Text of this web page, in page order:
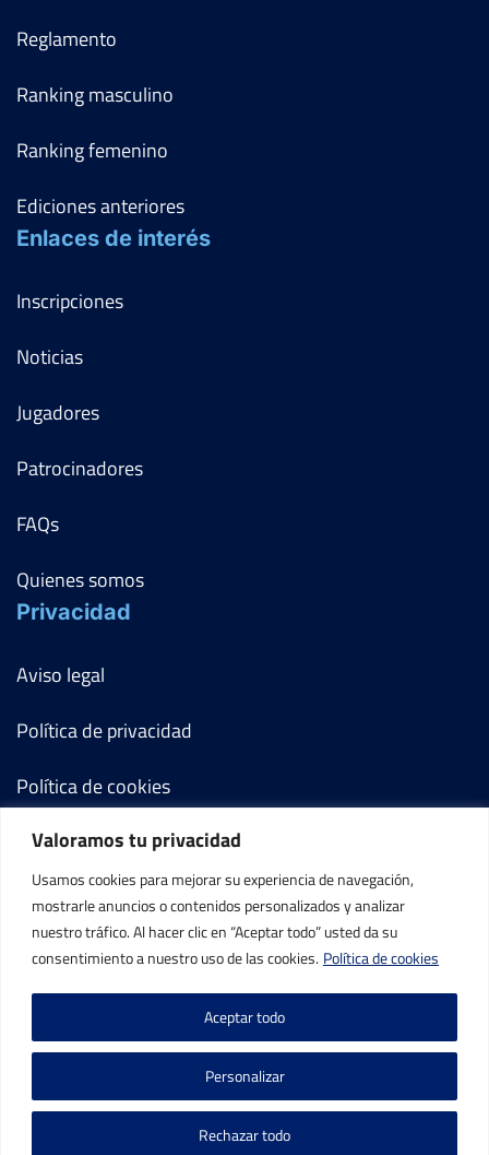
Valoramos tu privacidad
Usamos cookies para mejorar su experiencia de navegación,
mostrarle anuncios o contenidos personalizados y analizar
nuestro tráfico. Al hacer clic en “Aceptar todo” usted da su
consentimiento a nuestro uso de las cookies. Política de cookies
Personalizar
Rechazar todo
Aceptar todo
Reglamento
Ranking masculino
Ranking femenino
Ediciones anteriores
Enlaces de interés
Inscripciones
Noticias
Jugadores
Patrocinadores
FAQs
Quienes somos
Privacidad
Aviso legal
Política de privacidad
Política de cookies
Términos y condiciones
Mi cuenta
Contacto